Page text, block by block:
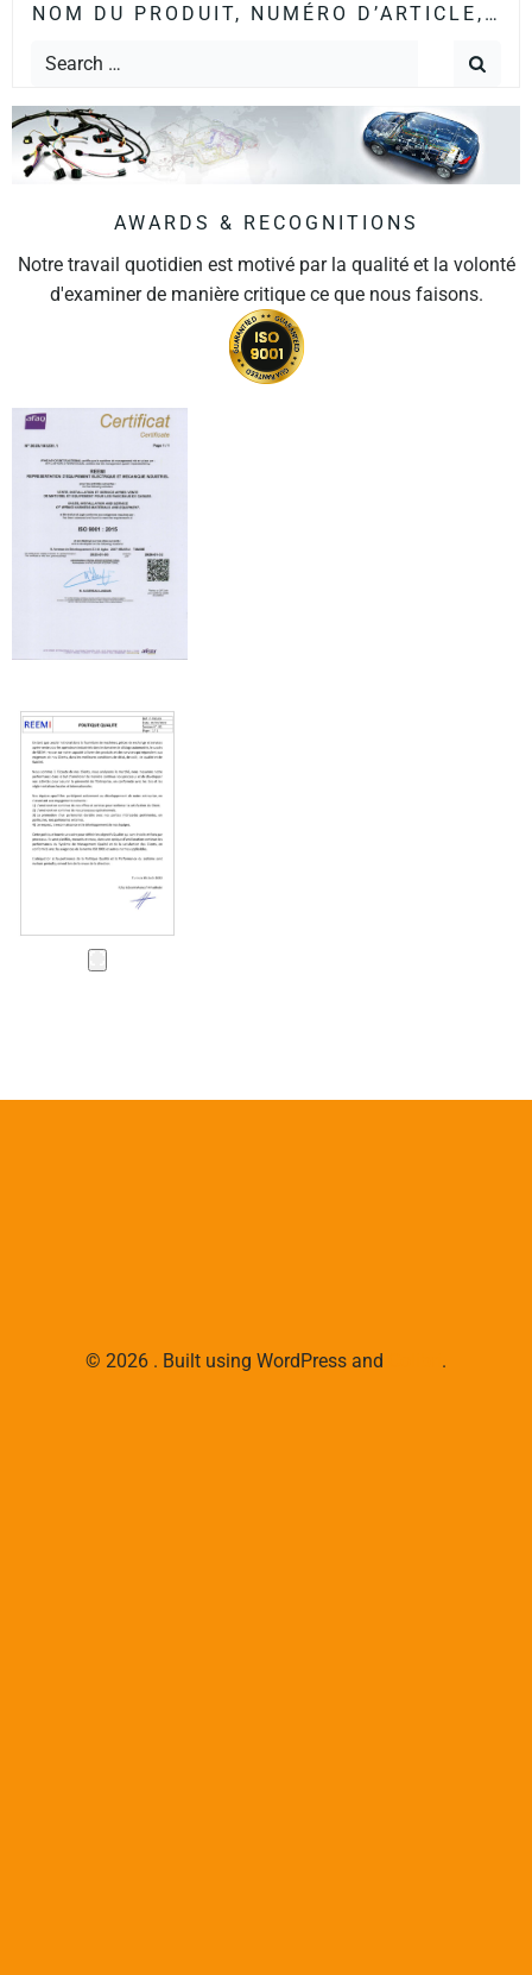
NOM DU PRODUIT, NUMÉRO D’ARTICLE,…
AWARDS & RECOGNITIONS
Notre travail quotidien est motivé par la qualité et la volonté
d'examiner de manière critique ce que nous faisons.
© 2026 . Built using WordPress and .